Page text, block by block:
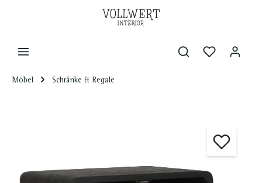
Möbel Schränke & Regale